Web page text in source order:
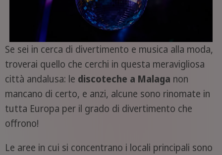
Se sei in cerca di divertimento e musica alla moda,
troverai quello che cerchi in questa meravigliosa
città andalusa: le discoteche a Malaga non
mancano di certo, e anzi, alcune sono rinomate in
tutta Europa per il grado di divertimento che
offrono!
Le aree in cui si concentrano i locali principali sono